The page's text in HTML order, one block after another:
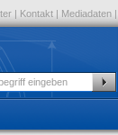
| Kontakt | Mediadaten |